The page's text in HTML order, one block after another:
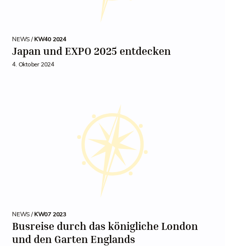
NEWS /KW40 2024
Japan und EXPO 2025 entdecken
4. Oktober 2024
NEWS /KW07 2023
Busreise durch das königliche London
und den Garten Englands